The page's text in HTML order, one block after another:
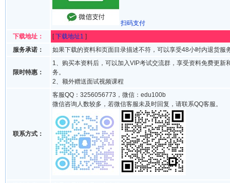
扫码支付
下载地址：
[下载地址1 ]
服务承诺：
如果下载的资料和页面目录描述不符，可以享受48小时内退货服
限时特惠：
1、购买本资料后，可以加入VIP考试交流群，享受资料免费更新
务。
2、额外赠送面试视频课程
联系方式：
客服QQ：3256056773，微信：edu100b
微信咨询人数较多，若微信客服未及时回复，请联系QQ客服。